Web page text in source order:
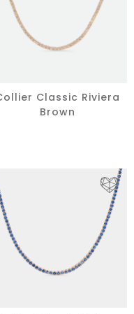
Classic Riviera
Brown